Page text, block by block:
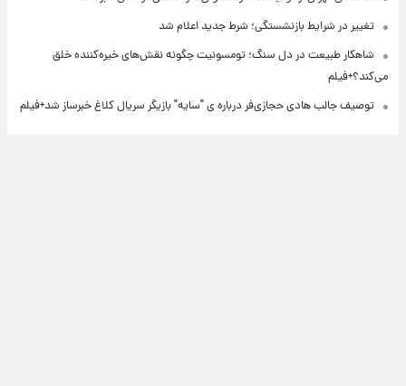
تغییر در شرایط بازنشستگی؛ شرط جدید اعلام شد
شاهکار طبیعت در دل سنگ؛ تومسونیت چگونه نقش‌های خیره‌کننده خلق
می‌کند؟+فیلم
توصیف جالب هادی حجازی‌فر درباره ی "سایه" بازیگر سریال کلاغ خبرساز شد+فیلم